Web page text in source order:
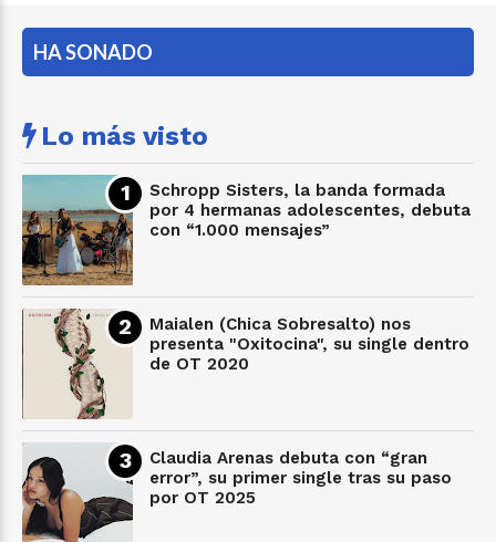
HA SONADO
Lo más visto
Schropp Sisters, la banda formada
por 4 hermanas adolescentes, debuta
con “1.000 mensajes”
Maialen (Chica Sobresalto) nos
presenta "Oxitocina", su single dentro
de OT 2020
Claudia Arenas debuta con “gran
error”, su primer single tras su paso
por OT 2025